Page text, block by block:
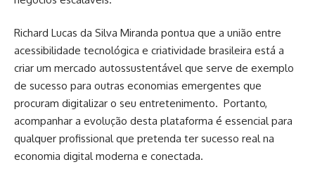
Richard Lucas da Silva Miranda pontua que a união entre
acessibilidade tecnológica e criatividade brasileira está a
criar um mercado autossustentável que serve de exemplo
de sucesso para outras economias emergentes que
procuram digitalizar o seu entretenimento. Portanto,
acompanhar a evolução desta plataforma é essencial para
qualquer profissional que pretenda ter sucesso real na
economia digital moderna e conectada.